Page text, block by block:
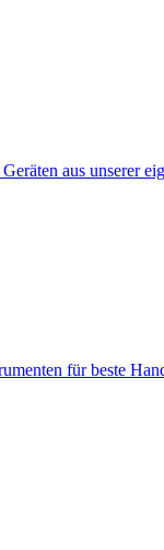
aus unserer
für beste